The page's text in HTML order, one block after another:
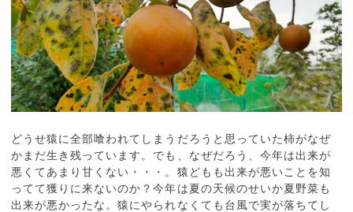
どうせ猿に全部喰われてしまうだろうと思っていた柿がなぜ
かまだ生き残っています。でも、なぜだろう、今年は出来が
悪くてあまり甘くない・・・。猿どもも出来が悪いことを知
ってて獲りに来ないのか？今年は夏の天候のせいか夏野菜も
出来が悪かったな。猿にやられなくても台風で実が落ちてし